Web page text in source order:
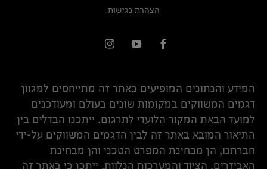
הצהרת נגישות
המידע והנתונים המופיעים באתר זה מתייחסים למגוון
דגמים המשווקים במקומות שונים בעולם ומעודכנים
למועד הבאת המקור הלועדי לתרגום. ייתכנו הבדלים בין
התיאור המובא באתר זה לבין הדגמים המשווקים על-ידי
חברתנו, הן מבחינת המפרט הטכני והן מבחינת